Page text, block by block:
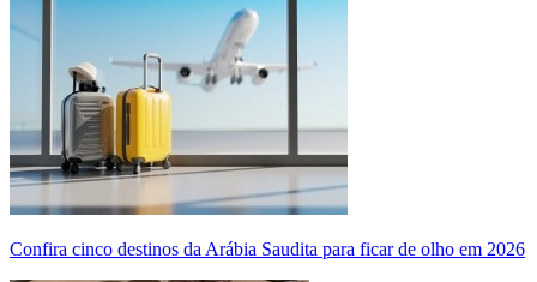
Confira cinco destinos da Arábia Saudita para ficar de olho em 2026